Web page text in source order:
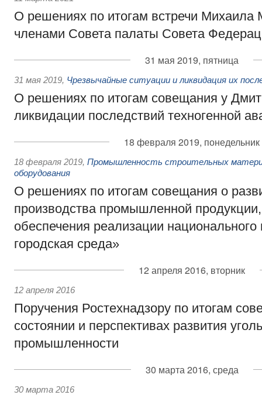
О решениях по итогам встречи Михаила
членами Совета палаты Совета
31 мая 2019, пятница
31 мая 2019, Чрезвычайные ситуации и ликвидация их
О решениях по итогам совещания у
ликвидации последствий техногенной
18 февраля 2019, понедельник
18 февраля 2019, Промышленность строительных
оборудования
О решениях по итогам совещания о
производства промышленной
обеспечения реализации
городская среда»
12 апреля 2016, вторник
12 апреля 2016
Поручения Ростехнадзору по итогам
состоянии и перспективах развития
промышленности
30 марта 2016, среда
30 марта 2016